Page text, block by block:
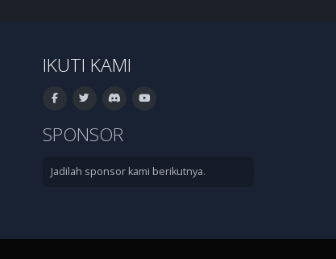
IKUTI KAMI
SPONSOR
Jadilah sponsor kami berikutnya.